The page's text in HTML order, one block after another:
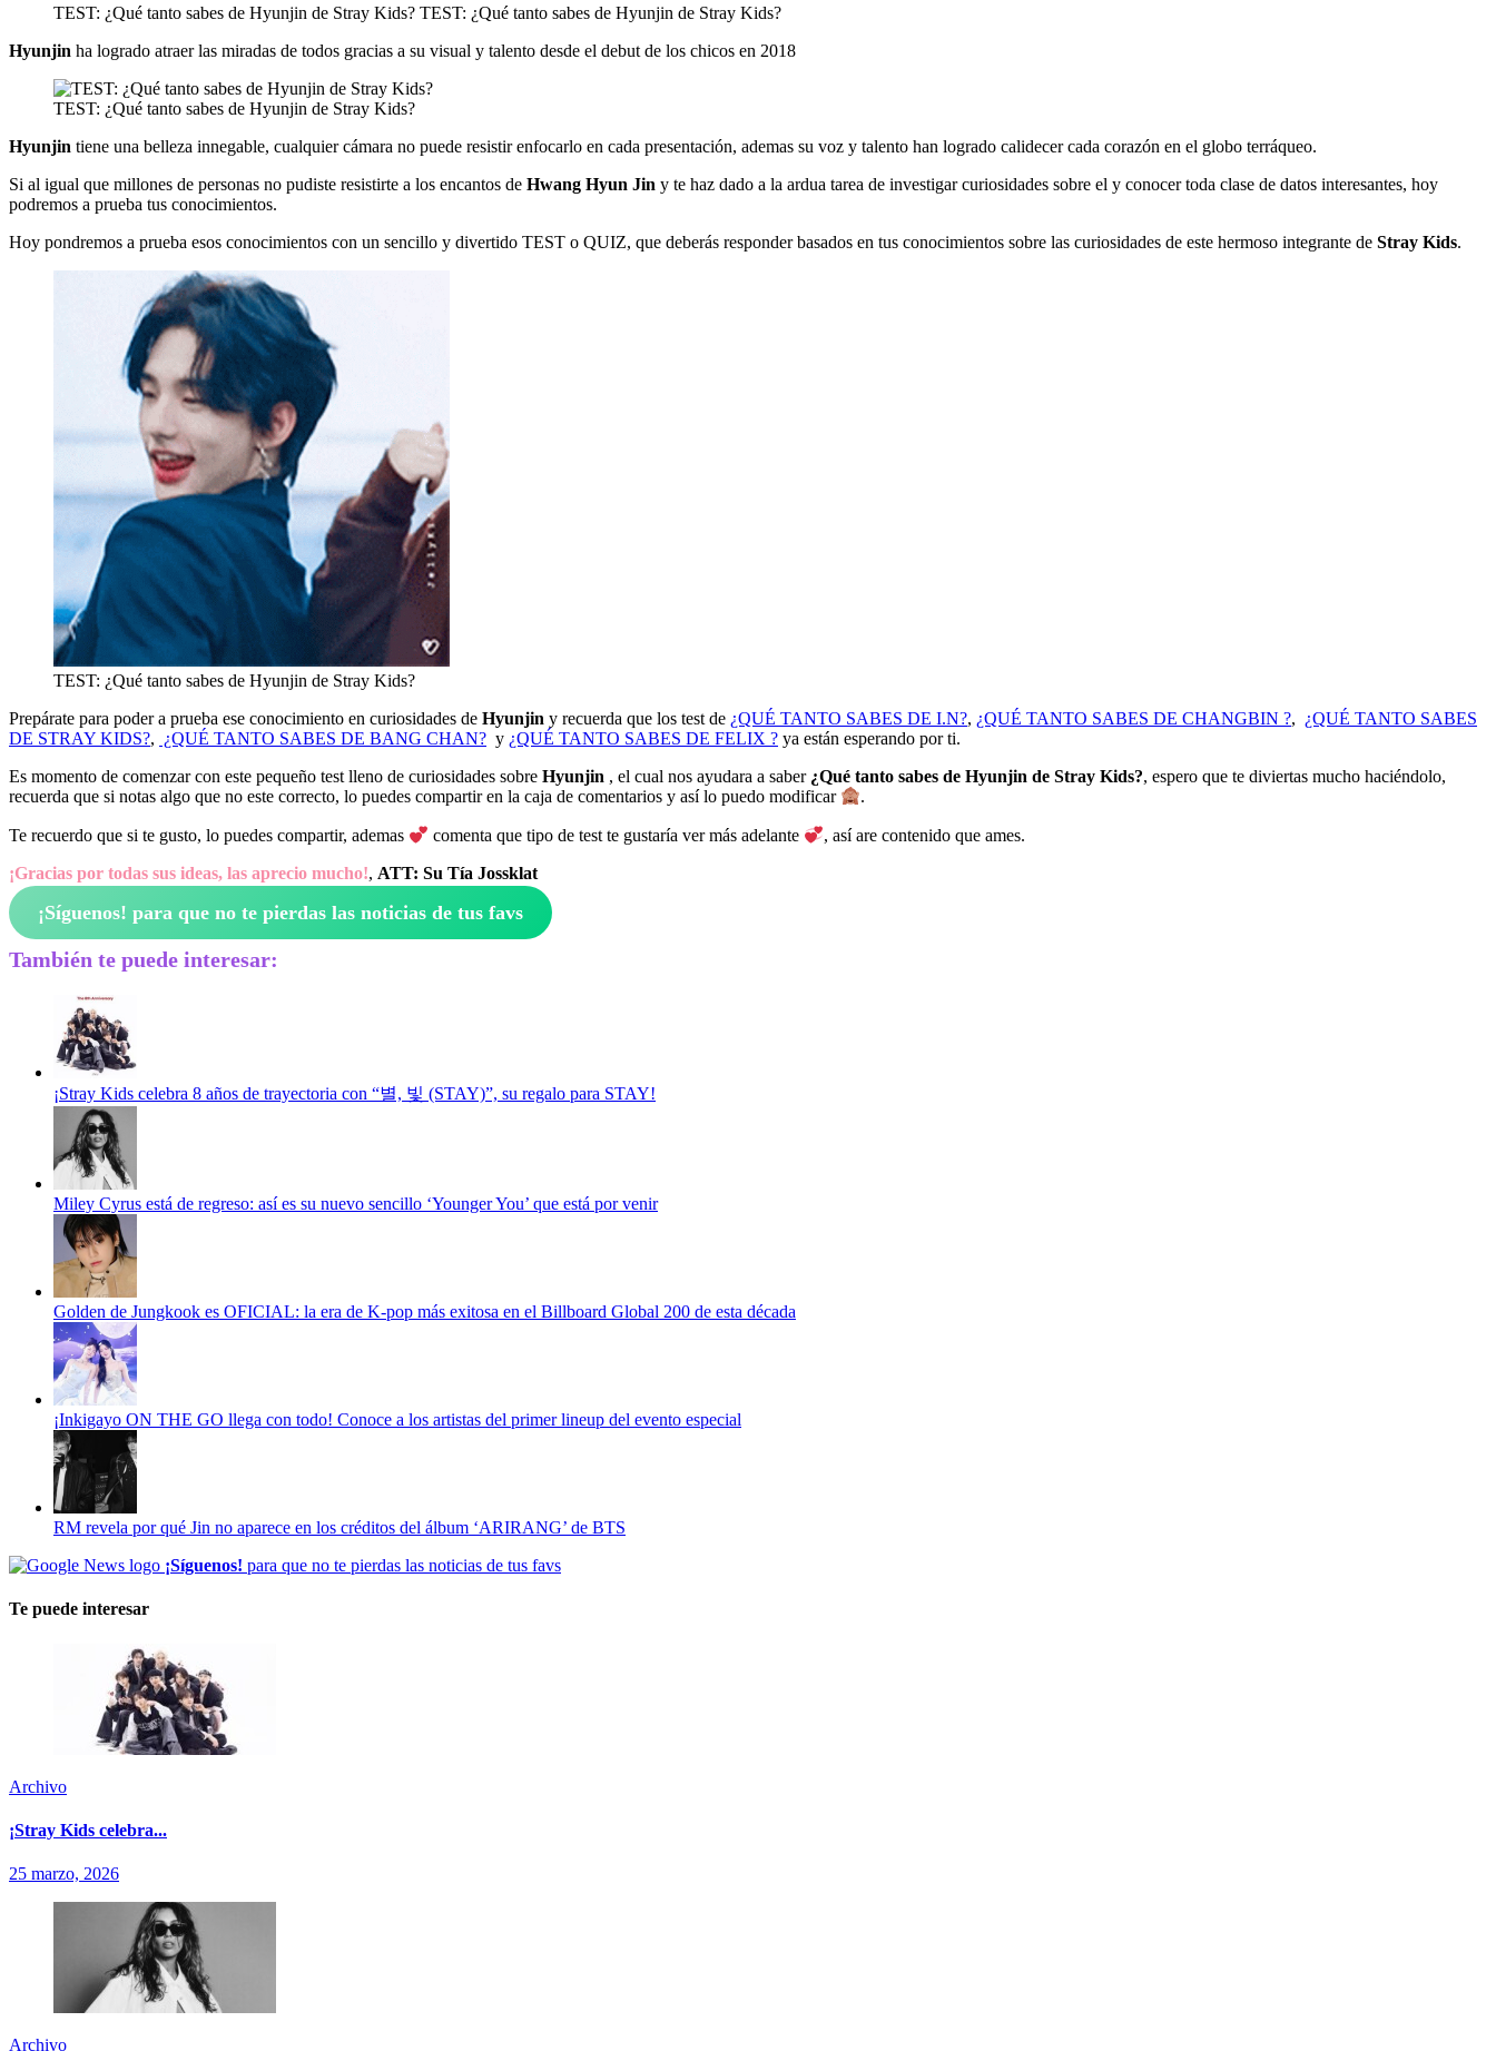
TEST: ¿Qué tanto sabes de Hyunjin de Stray Kids? TEST: ¿Qué tanto sabes de Hyunjin de Stray Kids?
Hyunjin ha logrado atraer las miradas de todos gracias a su visual y talento desde el debut de los chicos en 2018
TEST: ¿Qué tanto sabes de Hyunjin de Stray Kids?
Hyunjin tiene una belleza innegable, cualquier cámara no puede resistir enfocarlo en cada presentación, ademas su voz y talento han logrado calidecer cada corazón en el globo terráqueo.
Si al igual que millones de personas no pudiste resistirte a los encantos de Hwang Hyun Jin y te haz dado a la ardua tarea de investigar curiosidades sobre el y conocer toda clase de datos interesantes, hoy
podremos a prueba tus conocimientos.
Hoy pondremos a prueba esos conocimientos con un sencillo y divertido TEST o QUIZ, que deberás responder basados en tus conocimientos sobre las curiosidades de este hermoso integrante de Stray Kids.
TEST: ¿Qué tanto sabes de Hyunjin de Stray Kids?
Prepárate para poder a prueba ese conocimiento en curiosidades de Hyunjin y recuerda que los test de ¿QUÉ TANTO SABES DE I.N?, ¿QUÉ TANTO SABES DE CHANGBIN ?, ¿QUÉ TANTO SABES
DE STRAY KIDS?, ¿QUÉ TANTO SABES DE BANG CHAN? y ¿QUÉ TANTO SABES DE FELIX ? ya están esperando por ti.
Es momento de comenzar con este pequeño test lleno de curiosidades sobre Hyunjin , el cual nos ayudara a saber ¿Qué tanto sabes de Hyunjin de Stray Kids?, espero que te diviertas mucho haciéndolo,
recuerda que si notas algo que no este correcto, lo puedes compartir en la caja de comentarios y así lo puedo modificar
.
Te recuerdo que si te gusto, lo puedes compartir, ademas comenta que tipo de test te gustaría ver más adelante
, así are contenido que ames.
¡Gracias por todas sus ideas, las aprecio mucho!, ATT: Su Tía Jossklat
¡Síguenos! para que no te pierdas las noticias de tus favs
También te puede interesar:
¡Stray Kids celebra 8 años de trayectoria con “별, 빛 (STAY)”, su regalo para STAY!
Miley Cyrus está de regreso: así es su nuevo sencillo ‘Younger You’ que está por venir
Golden de Jungkook es OFICIAL: la era de K-pop más exitosa en el Billboard Global 200 de esta década
¡Inkigayo ON THE GO llega con todo! Conoce a los artistas del primer lineup del evento especial
RM revela por qué Jin no aparece en los créditos del álbum ‘ARIRANG’ de BTS
¡Síguenos! para que no te pierdas las noticias de tus favs
Te puede interesar
Archivo
¡Stray Kids celebra...
25 marzo, 2026
Archivo